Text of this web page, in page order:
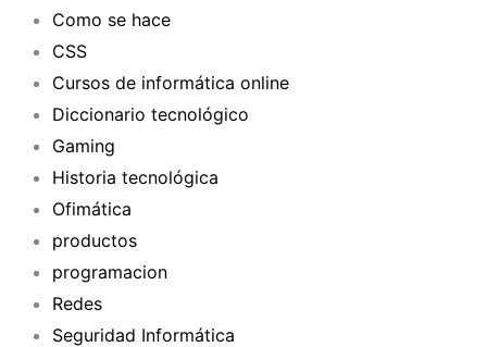
Como se hace
CSS
Cursos de informática online
Diccionario tecnológico
Gaming
Historia tecnológica
Ofimática
productos
programacion
Redes
Seguridad Informática